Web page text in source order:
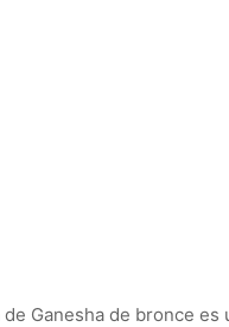
Ganesha de bronce